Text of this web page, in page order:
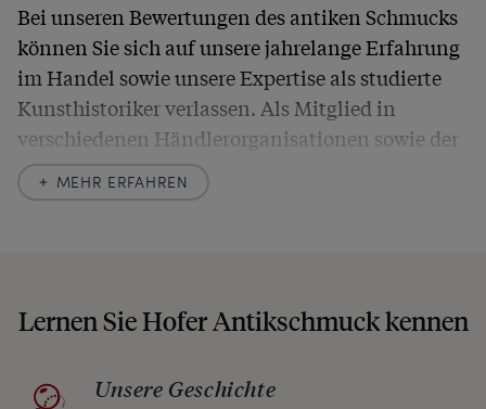
Bei unseren Bewertungen des antiken Schmucks
können Sie sich auf unsere jahrelange Erfahrung
im Handel sowie unsere Expertise als studierte
Kunsthistoriker verlassen. Als Mitglied in
verschiedenen Händlerorganisationen sowie der
Sie, wenn unser Paket zu Ihnen kommt, keine
müssen.
MEHR ERFAHREN
Lernen Sie Hofer Antikschmuck kennen
Unsere Geschichte